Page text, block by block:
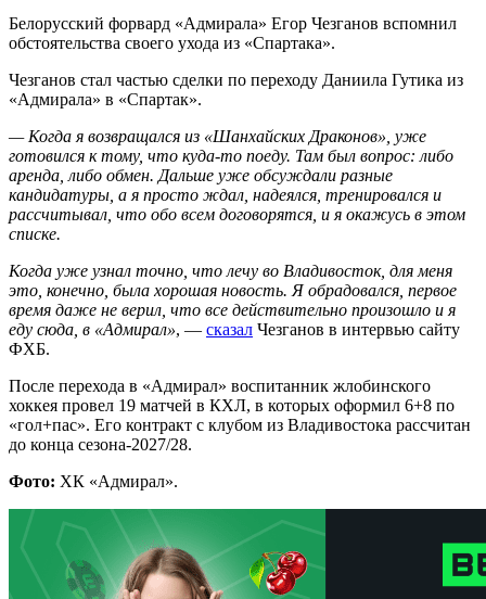
Белорусский форвард «Адмирала» Егор Чезганов вспомнил
обстоятельства своего ухода из «Спартака».
Чезганов стал частью сделки по переходу Даниила Гутика из
«Адмирала» в «Спартак».
— Когда я возвращался из «Шанхайских Драконов», уже
готовился к тому, что куда-то поеду. Там был вопрос: либо
аренда, либо обмен. Дальше уже обсуждали разные
кандидатуры, а я просто ждал, надеялся, тренировался и
рассчитывал, что обо всем договорятся, и я окажусь в этом
списке.
Когда уже узнал точно, что лечу во Владивосток, для меня
это, конечно, была хорошая новость. Я обрадовался, первое
время даже не верил, что все действительно произошло и я
еду сюда, в «Адмирал», — сказал Чезганов в интервью сайту
ФХБ.
После перехода в «Адмирал» воспитанник жлобинского
хоккея провел 19 матчей в КХЛ, в которых оформил 6+8 по
«гол+пас». Его контракт с клубом из Владивостока рассчитан
до конца сезона-2027/28.
Фото: ХК «Адмирал».